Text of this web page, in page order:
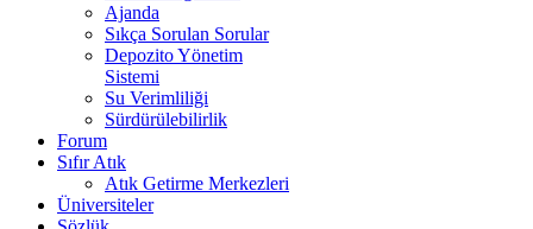
Ajanda
Sıkça Sorulan Sorular
Depozito Yönetim
Sistemi
Su Verimliliği
Sürdürülebilirlik
Forum
Sıfır Atık
Atık Getirme Merkezleri
Üniversiteler